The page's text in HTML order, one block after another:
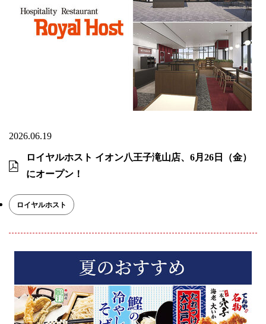
2026.06.19
ロイヤルホスト イオン八王子滝山店、6月26日（金）
にオープン！
ロイヤルホスト